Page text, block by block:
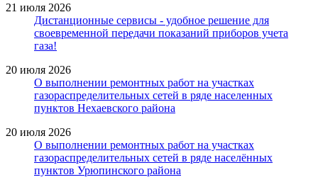
21 июля 2026
Дистанционные сервисы - удобное решение для
своевременной передачи показаний приборов учета
газа!
20 июля 2026
О выполнении ремонтных работ на участках
газораспределительных сетей в ряде населенных
пунктов Нехаевского района
20 июля 2026
О выполнении ремонтных работ на участках
газораспределительных сетей в ряде населённых
пунктов Урюпинского района